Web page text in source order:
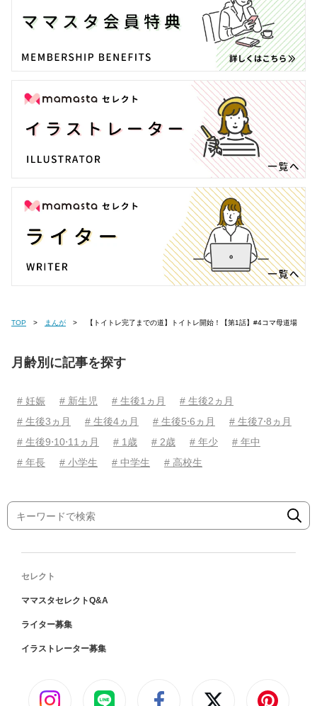
TOP まんが 【トイトレ完了までの道】トイトレ開始！【第1話】#4コマ母道場
月齢別に記事を探す
# 妊娠 # 新生児 # 生後1ヵ月
# 生後2ヵ月
# 生後3ヵ月
# 生後4ヵ月 # 生後5⋅6ヵ月
# 生後7⋅8ヵ月
# 生後9⋅10⋅11ヵ月
# 1歳 # 2歳 # 年少
# 年中
# 年長
# 小学生 # 中学生 # 高校生
セレクト
ママスタセレクトQ&A
ライター募集
イラストレーター募集